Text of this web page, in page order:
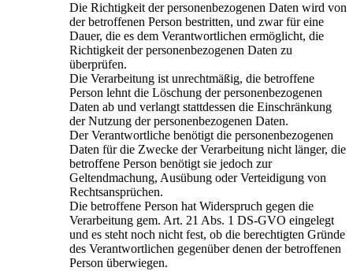
Die Richtigkeit der personenbezogenen Daten wird von
der betroffenen Person bestritten, und zwar für eine
Dauer, die es dem Verantwortlichen ermöglicht, die
Richtigkeit der personenbezogenen Daten zu
überprüfen.
Die Verarbeitung ist unrechtmäßig, die betroffene
Person lehnt die Löschung der personenbezogenen
Daten ab und verlangt stattdessen die Einschränkung
der Nutzung der personenbezogenen Daten.
Der Verantwortliche benötigt die personenbezogenen
Daten für die Zwecke der Verarbeitung nicht länger, die
betroffene Person benötigt sie jedoch zur
Geltendmachung, Ausübung oder Verteidigung von
Rechtsansprüchen.
Die betroffene Person hat Widerspruch gegen die
Verarbeitung gem. Art. 21 Abs. 1 DS-GVO eingelegt
und es steht noch nicht fest, ob die berechtigten Gründe
des Verantwortlichen gegenüber denen der betroffenen
Person überwiegen.